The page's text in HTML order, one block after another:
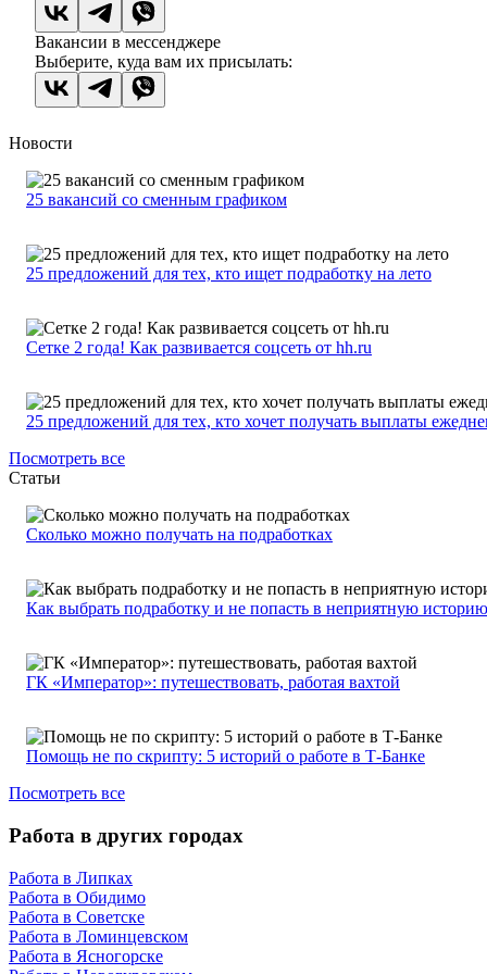
Вакансии в мессенджере
Выберите, куда вам их присылать:
Новости
25 вакансий со сменным графиком
25 предложений для тех, кто ищет подработку на лето
Сетке 2 года! Как развивается соцсеть от hh.ru
25 предложений для тех, кто хочет получать выплаты
Посмотреть все
Статьи
Сколько можно получать на подработках
Как выбрать подработку и не попасть в неприятную историю
ГК «Император»: путешествовать, работая вахтой
Помощь не по скрипту: 5 историй о работе в Т-Банке
Посмотреть все
Работа в других городах
Работа в Липках
Работа в Обидимо
Работа в Советске
Работа в Ломинцевском
Работа в Ясногорске